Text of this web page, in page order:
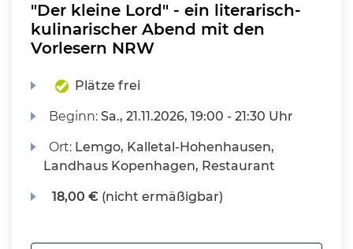
"Der kleine Lord" - ein literarisch-
kulinarischer Abend mit den
Vorlesern NRW
Plätze frei
Beginn:Sa., 21.11.2026, 19:00 - 21:30 Uhr
Ort: Lemgo, Kalletal-Hohenhausen,
Landhaus Kopenhagen, Restaurant
18,00 € (nicht ermäßigbar)